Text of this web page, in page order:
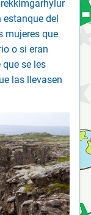
estanque del
mujeres que
o si eran
se les
las llevasen